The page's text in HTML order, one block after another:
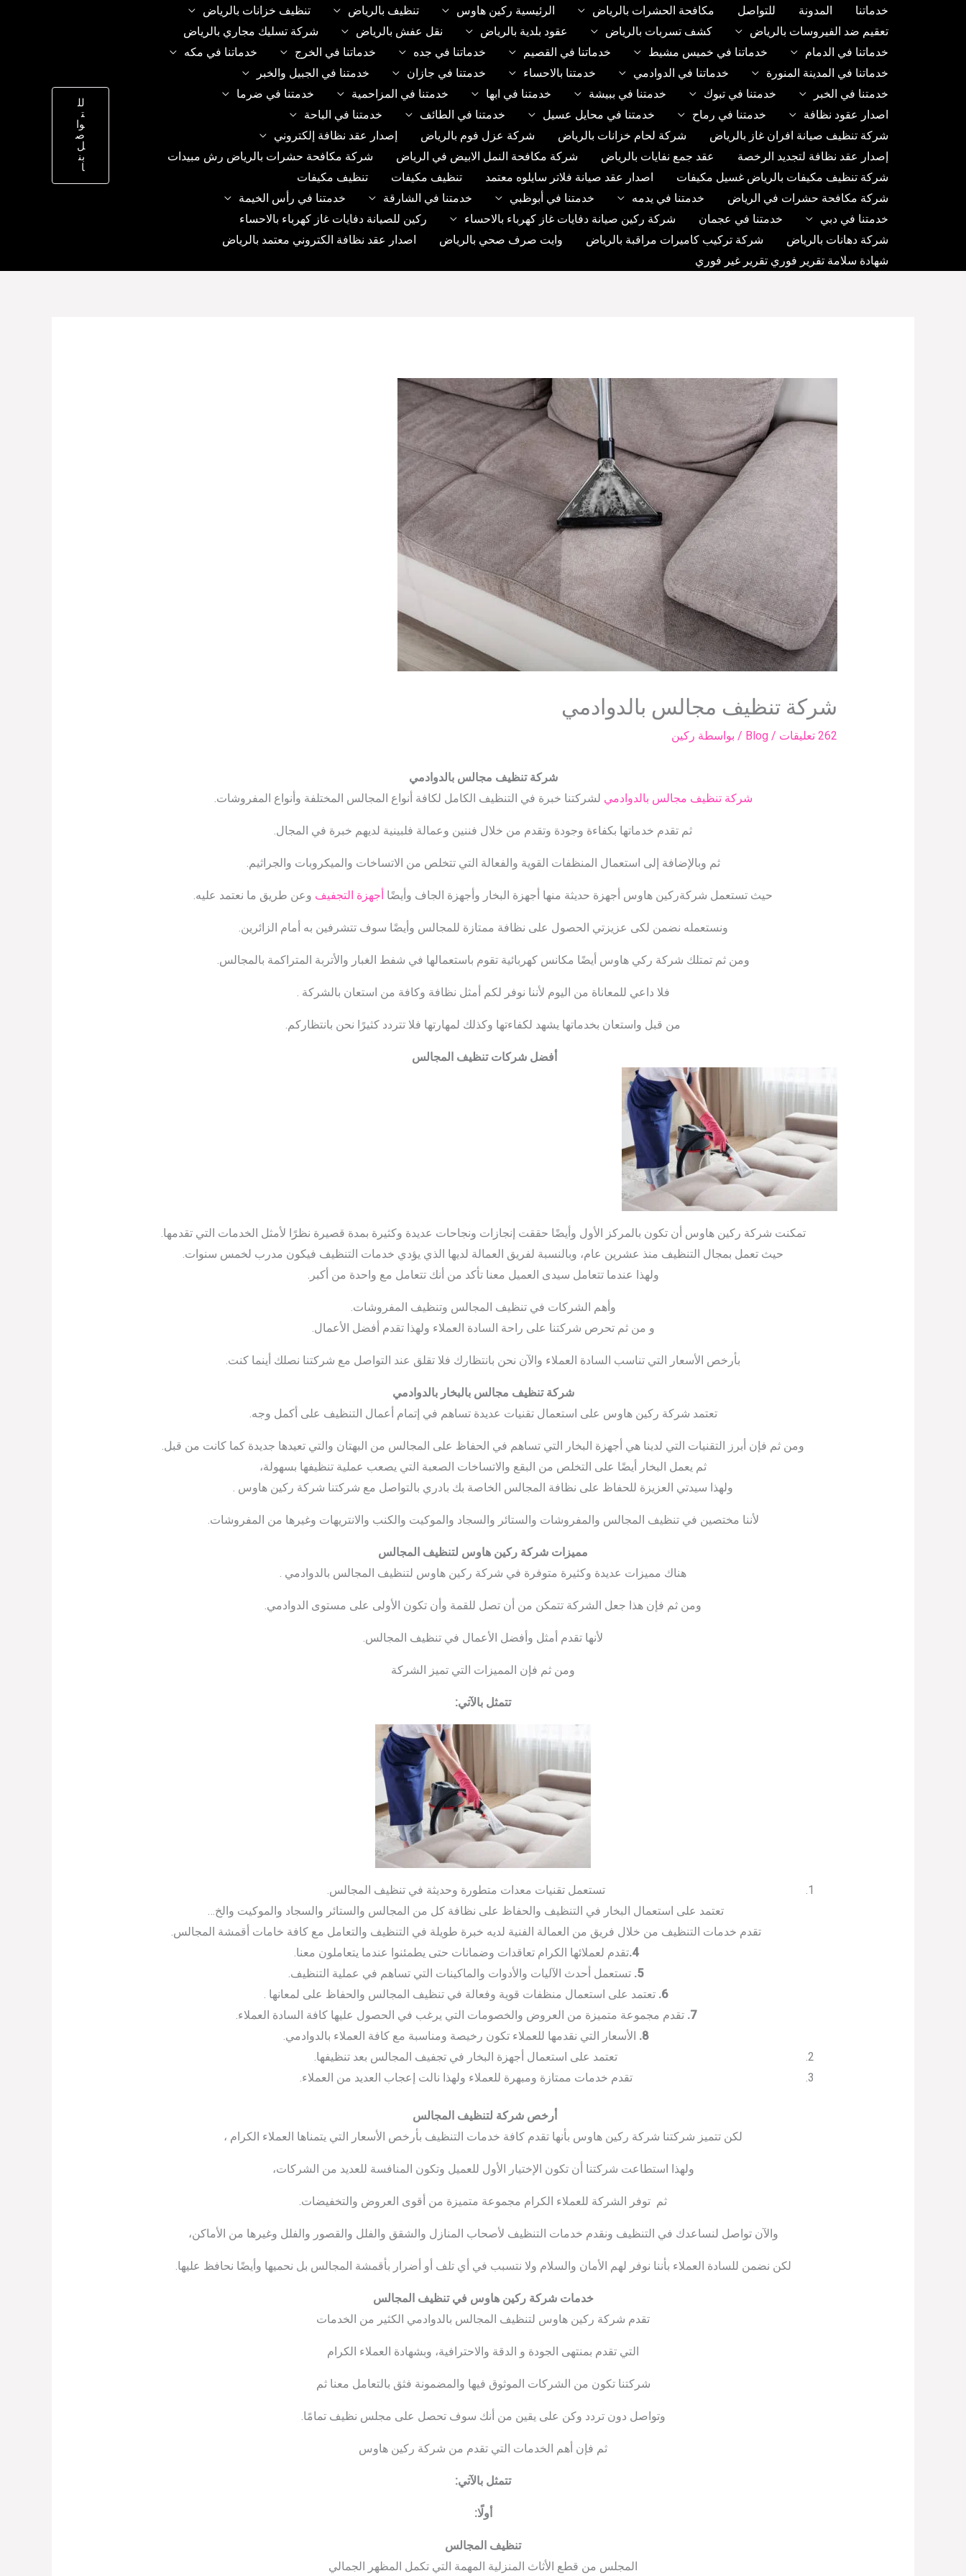
خدماتنا المدونة للتواصل مكافحة الحشرات بالرياض الرئيسية ركين هاوس تنظيف بالرياض
تنظيف خزانات بالرياض
تعقيم ضد الفيروسات بالرياض
كشف تسربات بالرياض عقود بلدية بالرياض نقل عفش بالرياض
شركة تسليك مجاري بالرياض
خدماتنا في الدمام
خدماتنا في خميس مشيط خدماتنا في القصيم خدماتنا في جده خدماتنا في الخرج
خدماتنا في مكه
خدماتنا في المدينة المنورة
خدماتنا في الدوادمي خدمتنا بالاحساء خدمتنا في جازان
خدمتنا في الجبيل والخبر
خدمتنا في الخبر
خدمتنا في تبوك خدمتنا في ببيشة خدمتنا في ابها خدمتنا في المزاحمية
خدمتنا في ضرما
اصدار عقود نظافة
خدمتنا في رماح خدمتنا في محايل عسيل خدمتنا في الطائف
خدمتنا في الباحة
شركة تنظيف صيانة افران غاز بالرياض
شركة لحام خزانات بالرياض شركة عزل فوم بالرياض
إصدار عقد نظافة إلكتروني
إصدار عقد نظافة لتجديد الرخصة
عقد جمع نفايات بالرياض شركة مكافحة النمل الابيض في الرياض
شركة مكافحة حشرات بالرياض رش مبيدات
شركة تنظيف مكيفات بالرياض غسيل مكيفات
اصدار عقد صيانة فلاتر سايلوه معتمد تنظيف مكيفات
تنظيف مكيفات
شركة مكافحة حشرات في الرياض
خدمتنا في يدمه خدمتنا في أبوظبي خدمتنا في الشارقة
خدمتنا في رأس الخيمة
خدمتنا في دبي
خدمتنا في عجمان شركة ركين صيانة دفايات غاز كهرباء بالاحساء
ركين للصيانة دفايات غاز كهرباء بالاحساء
شركة دهانات بالرياض
شركة تركيب كاميرات مراقبة بالرياض وايت صرف صحي بالرياض
اصدار عقد نظافة الكتروني معتمد بالرياض
شهادة سلامة تقرير فوري تقرير غير فوري
لل
ت
وا
ص
ل
بن
ا
شركة تنظيف مجالس بالدوادمي
262 تعليقات /
Blog / بواسطة ركين
شركة تنظيف مجالس بالدوادمي
شركة تنظيف مجالس بالدوادمي لشركتنا خبرة في التنظيف الكامل لكافة أنواع المجالس المختلفة وأنواع المفروشات.
ثم تقدم خدماتها بكفاءة وجودة وتقدم من خلال فننين وعمالة فلبينية لديهم خبرة في المجال.
ثم وبالإضافة إلى استعمال المنظفات القوية والفعالة التي تتخلص من الاتساخات والميكروبات والجراثيم.
حيث تستعمل شركةركين هاوس أجهزة حديثة منها أجهزة البخار وأجهزة الجاف وأيضًا أجهزة التجفيف وعن طريق ما نعتمد عليه.
ونستعمله نضمن لكى عزيزتي الحصول على نظافة ممتازة للمجالس وأيضًا سوف تتشرفين به أمام الزائرين.
ومن ثم تمتلك شركة ركي هاوس أيضًا مكانس كهربائية تقوم باستعمالها في شفط الغبار والأتربة المتراكمة بالمجالس.
فلا داعي للمعاناة من اليوم لأننا نوفر لكم أمثل نظافة وكافة من استعان بالشركة .
من قبل واستعان بخدماتها يشهد لكفاءتها وكذلك لمهارتها فلا تتردد كثيرًا نحن بانتظاركم.
أفضل شركات تنظيف المجالس
تمكنت شركة ركين هاوس أن تكون بالمركز الأول وأيضًا حققت إنجازات ونجاحات عديدة وكثيرة بمدة قصيرة نظرًا لأمثل الخدمات التي تقدمها.
حيث تعمل بمجال التنظيف منذ عشرين عام، وبالنسبة لفريق العمالة لديها الذي يؤدي خدمات التنظيف فيكون مدرب لخمس سنوات.
ولهذا عندما تتعامل سيدى العميل معنا تأكد من أنك تتعامل مع واحدة من أكبر.
وأهم الشركات في تنظيف المجالس وتنظيف المفروشات.
و من ثم تحرص شركتنا على راحة السادة العملاء ولهذا تقدم أفضل الأعمال.
بأرخص الأسعار التي تناسب السادة العملاء والآن نحن بانتظارك فلا تقلق عند التواصل مع شركتنا نصلك أينما كنت.
شركة تنظيف مجالس بالبخار بالدوادمي
تعتمد شركة ركين هاوس على استعمال تقنيات عديدة تساهم في إتمام أعمال التنظيف على أكمل وجه.
ومن ثم فإن أبرز التقنيات التي لدينا هي أجهزة البخار التي تساهم في الحفاظ على المجالس من البهتان والتي تعيدها جديدة كما كانت من قبل.
ثم يعمل البخار أيضًا على التخلص من البقع والاتساخات الصعبة التي يصعب عملية تنظيفها بسهولة،
ولهذا سيدتي العزيزة للحفاظ على نظافة المجالس الخاصة بك بادري بالتواصل مع شركتنا شركة ركين هاوس .
لأننا مختصين في تنظيف المجالس والمفروشات والستائر والسجاد والموكيت والكنب والانتريهات وغيرها من المفروشات.
مميزات شركة ركين هاوس لتنظيف المجالس
هناك مميزات عديدة وكثيرة متوفرة في شركة ركين هاوس لتنظيف المجالس بالدوادمي .
ومن ثم فإن هذا جعل الشركة تتمكن من أن تصل للقمة وأن تكون الأولى على مستوى الدوادمي.
لأنها تقدم أمثل وأفضل الأعمال في تنظيف المجالس.
ومن ثم فإن المميزات التي تميز الشركة
تتمثل بالآتي:
تستعمل تقنيات معدات متطورة وحديثة في تنظيف المجالس.
تعتمد على استعمال البخار في التنظيف والحفاظ على نظافة كل من المجالس والستائر والسجاد والموكيت والخ…
تقدم خدمات التنظيف من خلال فريق من العمالة الفنية لديه خبرة طويلة في التنظيف والتعامل مع كافة خامات أقمشة المجالس.
4. تقدم لعملائها الكرام تعاقدات وضمانات حتى يطمئنوا عندما يتعاملون معنا.
5. تستعمل أحدث الآليات والأدوات والماكينات التي تساهم في عملية التنظيف.
6. تعتمد على استعمال منظفات قوية وفعالة في تنظيف المجالس والحفاظ على لمعانها .
7. تقدم مجموعة متميزة من العروض والخصومات التي يرغب في الحصول عليها كافة السادة العملاء.
8.
الأسعار التي نقدمها للعملاء تكون رخيصة ومناسبة مع كافة العملاء بالدوادمي.
تعتمد على استعمال أجهزة البخار في تجفيف المجالس بعد تنظيفها.
تقدم خدمات ممتازة ومبهرة للعملاء ولهذا نالت إعجاب العديد من العملاء.
أرخص شركة لتنظيف المجالس
لكن تتميز شركتنا شركة ركين هاوس بأنها تقدم كافة خدمات التنظيف بأرخص الأسعار التي يتمناها العملاء الكرام ،
ولهذا استطاعت شركتنا أن تكون الإختيار الأول للعميل وتكون المنافسة للعديد من الشركات،
ثم توفر الشركة للعملاء الكرام مجموعة متميزة من أقوى العروض والتخفيضات.
والآن تواصل لنساعدك في التنظيف ونقدم خدمات التنظيف لأصحاب المنازل والشقق والفلل والقصور والفلل وغيرها من الأماكن،
لكن نضمن للسادة العملاء بأننا نوفر لهم الأمان والسلام ولا نتسبب في أي تلف أو أضرار بأقمشة المجالس بل نحميها وأيضًا نحافظ عليها.
خدمات شركة ركين هاوس في تنظيف المجالس
تقدم شركة ركين هاوس لتنظيف المجالس بالدوادمي الكثير من الخدمات
التي تقدم بمنتهى الجودة و الدقة والاحترافية، وبشهادة العملاء الكرام
شركتنا تكون من الشركات الموثوق فيها والمضمونة فثق بالتعامل معنا ثم
وتواصل دون تردد وكن على يقين من أنك سوف تحصل على مجلس نظيف تمامًا.
ثم فإن أهم الخدمات التي تقدم من شركة ركين هاوس
تتمثل بالآتي:
أولًا:
تنظيف المجالس
المجلس من قطع الأثاث المنزلية المهمة التي تكمل المظهر الجمالي